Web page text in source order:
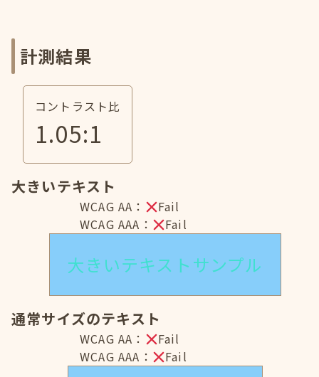
計測結果
コントラスト比
1.05:1
大きいテキスト
WCAG AA：
Fail
WCAG AAA：
Fail
大きいテキストサンプル
通常サイズのテキスト
WCAG AA：
Fail
WCAG AAA：
Fail